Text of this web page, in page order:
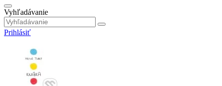
Vyhľadávanie
Prihlásiť